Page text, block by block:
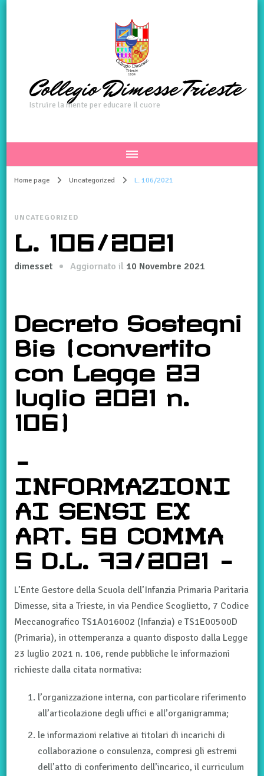
Collegio Dimesse Trieste
Istruire la mente per educare il cuore
Home page Uncategorized L. 106/2021
UNCATEGORIZED
L. 106/2021
dimesset Aggiornato il 10 Novembre 2021
Decreto Sostegni
Bis (convertito
con Legge 23
luglio 2021 n.
106)
–
INFORMAZIONI
AI SENSI EX
ART. 58 COMMA
5 D.L. 73/2021 –
L’Ente Gestore della Scuola dell’Infanzia Primaria Paritaria
Dimesse, sita a Trieste, in via Pendice Scoglietto, 7 Codice
Meccanografico TS1A016002 (Infanzia) e TS1E00500D
(Primaria), in ottemperanza a quanto disposto dalla Legge
23 luglio 2021 n. 106, rende pubbliche le informazioni
richieste dalla citata normativa:
l’organizzazione interna, con particolare riferimento
all’articolazione degli uffici e all’organigramma;
le informazioni relative ai titolari di incarichi di
collaborazione o consulenza, compresi gli estremi
dell’atto di conferimento dell’incarico, il curriculum